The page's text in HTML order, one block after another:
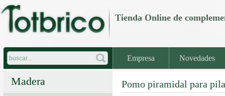
Tienda Online de
Empresa Novedades
Madera Pomo piramidal para